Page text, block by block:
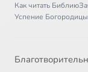
Как читать Библию
Успение Богородицы